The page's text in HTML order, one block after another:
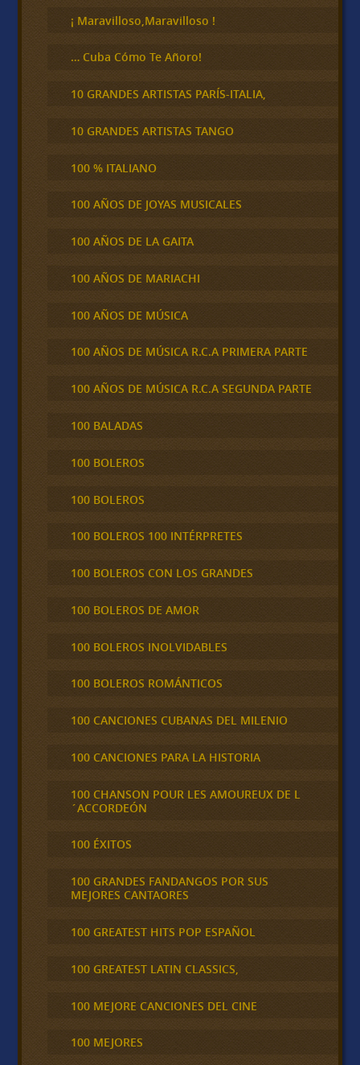
¡ Maravilloso,Maravilloso !
… Cuba Cómo Te Añoro!
10 GRANDES ARTISTAS PARÍS-ITALIA,
10 GRANDES ARTISTAS TANGO
100 % ITALIANO
100 AÑOS DE JOYAS MUSICALES
100 AÑOS DE LA GAITA
100 AÑOS DE MARIACHI
100 AÑOS DE MÚSICA
100 AÑOS DE MÚSICA R.C.A PRIMERA PARTE
100 AÑOS DE MÚSICA R.C.A SEGUNDA PARTE
100 BALADAS
100 BOLEROS
100 BOLEROS
100 BOLEROS 100 INTÉRPRETES
100 BOLEROS CON LOS GRANDES
100 BOLEROS DE AMOR
100 BOLEROS INOLVIDABLES
100 BOLEROS ROMÁNTICOS
100 CANCIONES CUBANAS DEL MILENIO
100 CANCIONES PARA LA HISTORIA
100 CHANSON POUR LES AMOUREUX DE L
´ACCORDEÓN
100 ÉXITOS
100 GRANDES FANDANGOS POR SUS
MEJORES CANTAORES
100 GREATEST HITS POP ESPAÑOL
100 GREATEST LATIN CLASSICS,
100 MEJORE CANCIONES DEL CINE
100 MEJORES